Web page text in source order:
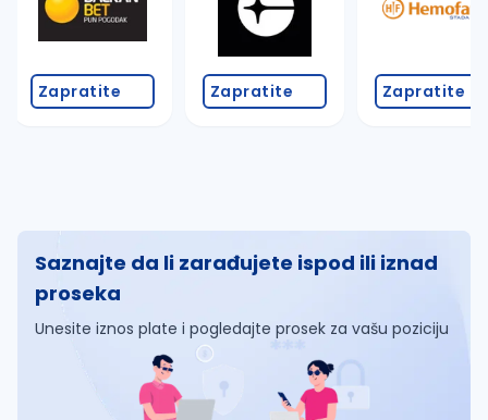
Zapratite Zapratite Zapratite
Saznajte da li zarađujete ispod ili iznad
proseka
Unesite iznos plate i pogledajte prosek za vašu poziciju